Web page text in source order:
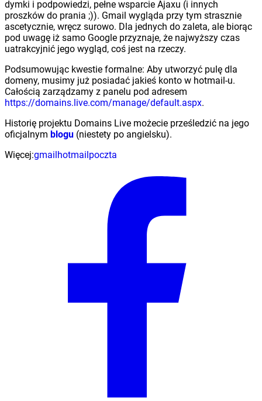
dymki i podpowiedzi, pełne wsparcie Ajaxu (i innych
proszków do prania ;)). Gmail wygląda przy tym strasznie
ascetycznie, wręcz surowo. Dla jednych do zaleta, ale biorąc
pod uwagę iż samo Google przyznaje, że najwyższy czas
uatrakcyjnić jego wygląd, coś jest na rzeczy.
Podsumowując kwestie formalne: Aby utworzyć pulę dla
domeny, musimy już posiadać jakieś konto w hotmail-u.
Całością zarządzamy z panelu pod adresem
https://domains.live.com/manage/default.aspx.
Historię projektu Domains Live możecie prześledzić na jego
oficjalnym blogu (niestety po angielsku).
Więcej:gmailhotmailpoczta